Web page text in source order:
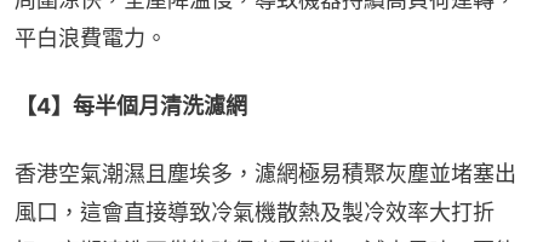
平白浪費電力。
【4】每半個月清洗濾網
香港空氣潮濕且塵埃多，濾網極易積聚灰塵並堵塞出
風口，這會直接導致冷氣機散熱及製冷效率大打折